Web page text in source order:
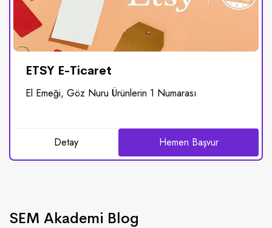
ETSY E-Ticaret
El Emeği, Göz Nuru Ürünlerin 1 Numarası
Detay Hemen Başvur
SEM Akademi Blog